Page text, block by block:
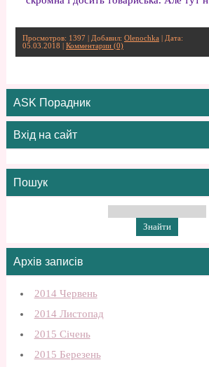
Просмотров: 1397 | Добавил: Olenochka | Дата:
05.03.2018
Комментарии (0)
ASK Порадник
Вхід на сайт
Пошук
Архів записів
2014 Червень
2014 Листопад
2015 Січень
2015 Березень